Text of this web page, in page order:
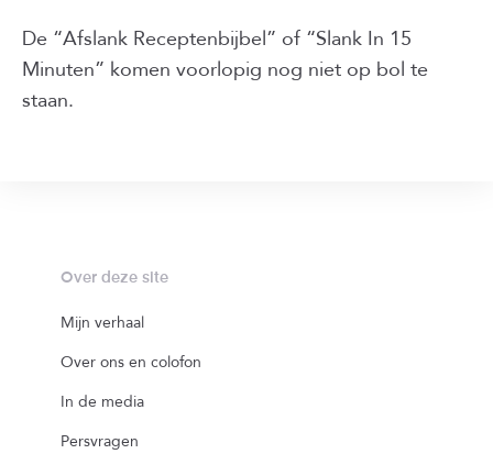
De “Afslank Receptenbijbel” of “Slank In 15
Minuten” komen voorlopig nog niet op bol te
staan.
Over deze site
Mijn verhaal
Over ons en colofon
In de media
Persvragen